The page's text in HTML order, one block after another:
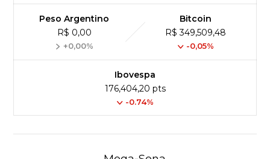
Peso Argentino
R$ 0,00
+0,00%
Bitcoin
R$ 349,509,48
-0,05%
Ibovespa
176,404,20 pts
-0.74%